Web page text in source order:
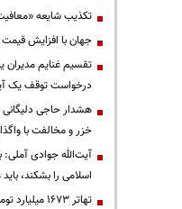
تکذیب شایعه
جهان با افزایش
تقسیم غنایم مدیران
درخواست توقف یک
هشدار حاجی دلیگانی
خزر و مخالفت با
آیت‌الله جوادی
اسلامی را بشکند،
تهاتر ۱۶۷۳